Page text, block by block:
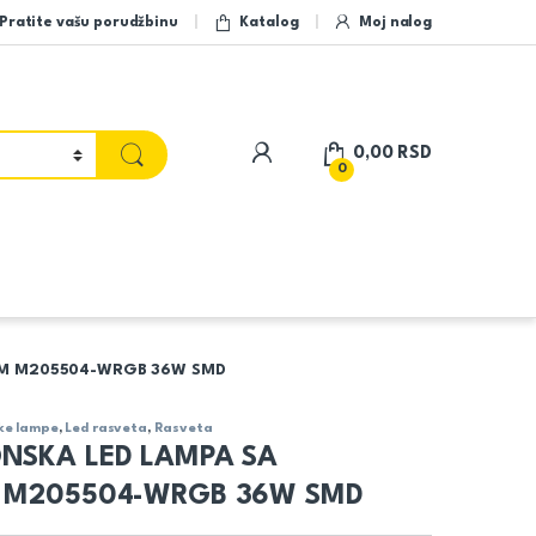
Pratite vašu porudžbinu Katalog Moj nalog
My Account
0
0,00 RSD
M205504-WRGB 36W SMD
lampe, Led rasveta, Rasveta
LED LAMPA SA
M205504-WRGB 36W SMD